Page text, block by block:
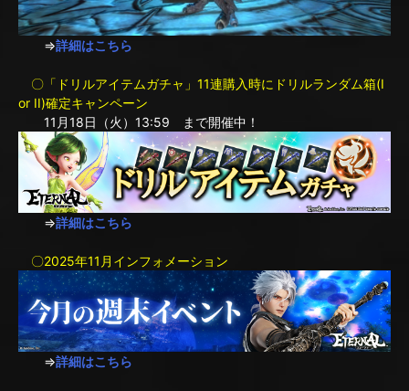
⇒詳細はこちら
〇「ドリルアイテムガチャ」11連購入時にドリルランダム箱(I
or II)確定キャンペーン
11月18日（火）13:59 まで開催中！
⇒詳細はこちら
〇2025年11月インフォメーション
⇒詳細はこちら